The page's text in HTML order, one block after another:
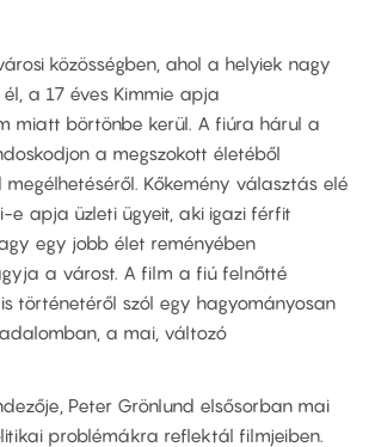
közösségben, ahol a helyiek nagy
a 17 éves Kimmie apja
miatt börtönbe kerül. A fiúra hárul a
a megszokott életéből
Kőkemény választás elé
e apja üzleti ügyeit, aki igazi férfit
egy jobb élet reményében
a várost. A film a fiú felnőtté
történetéről szól egy hagyományosan
a mai, változó
Peter Grönlund elsősorban mai
problémákra reflektál filmjeiben.